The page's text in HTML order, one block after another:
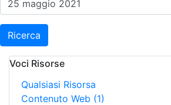
Ricerca
Voci Risorse
Qualsiasi Risorsa
Contenuto Web (1)